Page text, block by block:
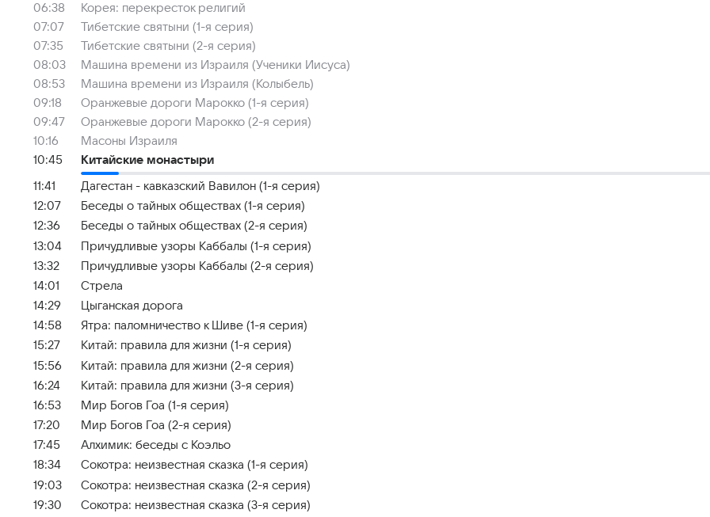
06:38
Корея: перекресток религий
07:07
Тибетские святыни (1-я серия)
07:35
Тибетские святыни (2-я серия)
08:03
Машина времени из Израиля (Ученики Иисуса)
08:53
Машина времени из Израиля (Колыбель)
09:18
Оранжевые дороги Марокко (1-я серия)
09:47
Оранжевые дороги Марокко (2-я серия)
10:16
Масоны Израиля
10:45
Китайские монастыри
11:41
Дагестан - кавказский Вавилон (1-я серия)
12:07
Беседы о тайных обществах (1-я серия)
12:36
Беседы о тайных обществах (2-я серия)
13:04
Причудливые узоры Каббалы (1-я серия)
13:32
Причудливые узоры Каббалы (2-я серия)
14:01
Стрела
14:29
Цыганская дорога
14:58
Ятра: паломничество к Шиве (1-я серия)
15:27
Китай: правила для жизни (1-я серия)
15:56
Китай: правила для жизни (2-я серия)
16:24
Китай: правила для жизни (3-я серия)
16:53
Мир Богов Гоа (1-я серия)
17:20
Мир Богов Гоа (2-я серия)
17:45
Алхимик: беседы с Коэльо
18:34
Сокотра: неизвестная сказка (1-я серия)
19:03
Сокотра: неизвестная сказка (2-я серия)
19:30
Сокотра: неизвестная сказка (3-я серия)